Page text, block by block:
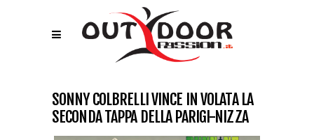
SONNY COLBRELLI VINCE IN VOLATA LA
SECONDA TAPPA DELLA PARIGI-NIZZA